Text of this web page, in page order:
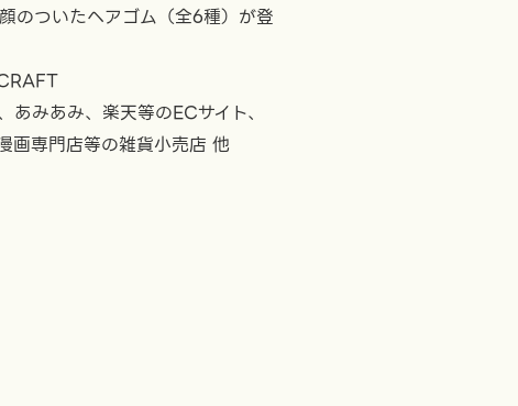
のついたヘアゴム（全6種）が登
あみあみ、楽天等のECサイト、
画専門店等の雑貨小売店 他